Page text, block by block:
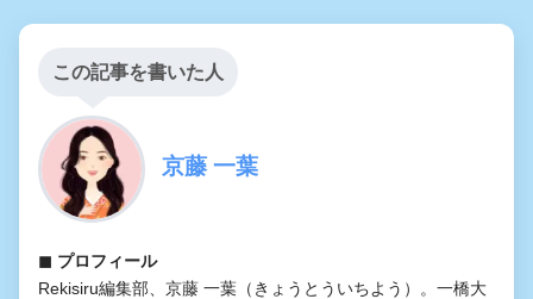
この記事を書いた人
京藤 一葉
◼︎ プロフィール
Rekisiru編集部、京藤 一葉（きょうとういちよう）。一橋大